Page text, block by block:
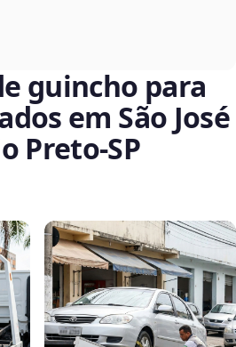
guincho para
em São José
Preto‑SP